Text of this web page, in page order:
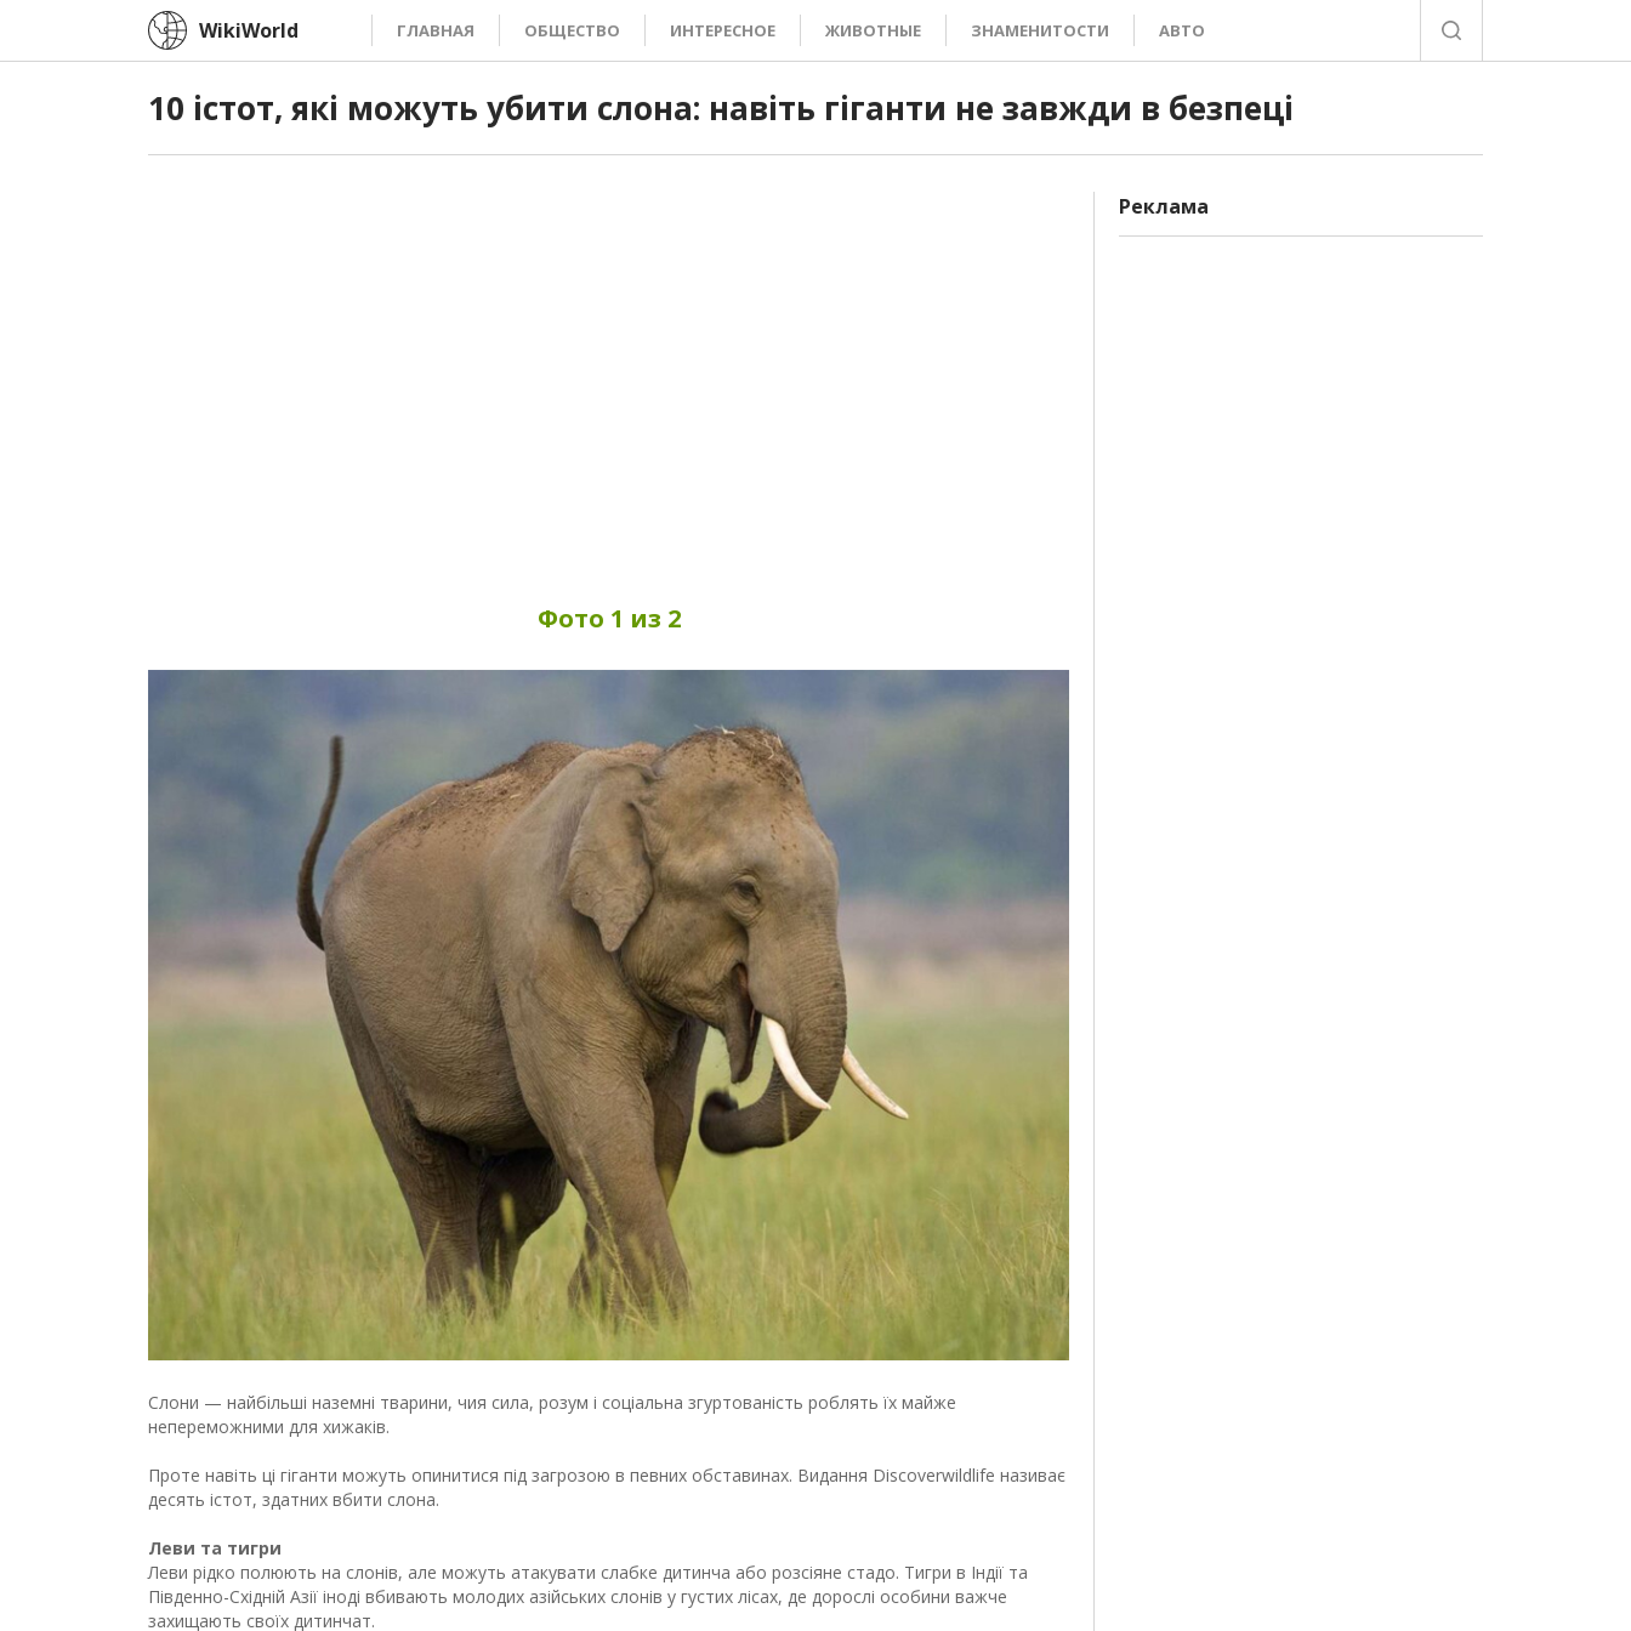
WikiWorld ГЛАВНАЯ ОБЩЕСТВО ИНТЕРЕСНОЕ ЖИВОТНЫЕ ЗНАМЕНИТОСТИ АВТО
10 істот, які можуть убити слона: навіть гіганти не завжди в безпеці
Фото 1 из 2
Слони — найбільші наземні тварини, чия сила, розум і соціальна згуртованість роблять їх майже
непереможними для хижаків.
Проте навіть ці гіганти можуть опинитися під загрозою в певних обставинах. Видання Discoverwildlife називає
десять істот, здатних вбити слона.
Леви та тигри
Леви рідко полюють на слонів, але можуть атакувати слабке дитинча або розсіяне стадо. Тигри в Індії та
Південно-Східній Азії іноді вбивають молодих азійських слонів у густих лісах, де дорослі особини важче
захищають своїх дитинчат.
Реклама